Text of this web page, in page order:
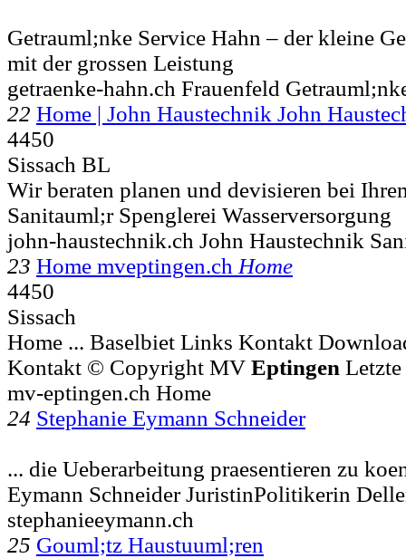
Getrauml;nke Service Hahn – der kleine
mit der grossen Leistung
getraenke-hahn.ch Frauenfeld
22 Home | John Haustechnik John
4450
Sissach BL
Wir beraten planen und devisieren bei
Sanitauml;r Spenglerei Wasserversorgung
john-haustechnik.ch John Haustechnik
23 Home mveptingen.ch Home
4450
Sissach
Home ... Baselbiet Links Kontakt
Kontakt © Copyright MV Eptingen Letzte
mv-eptingen.ch Home
24 Stephanie Eymann Schneider
... die Ueberarbeitung praesentieren zu
Eymann Schneider JuristinPolitikerin
stephanieeymann.ch
25 Gouml;tz Haustuuml;ren